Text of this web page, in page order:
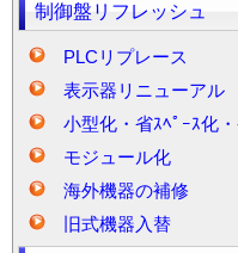
制御盤リフレッシュ
PLCリプレース
表示器リニューアル
小型化・省ｽﾍﾟｰｽ化
モジュール化
海外機器の補修
旧式機器入替